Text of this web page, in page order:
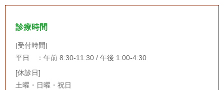
診療時間
[受付時間]
平日 ：午前 8:30-11:30 / 午後 1:00-4:30
[休診日]
土曜・日曜・祝日